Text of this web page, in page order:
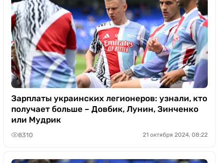
Зарплаты украинских легионеров: узнали, кто
получает больше – Довбик, Лунин, Зинченко
или Мудрик
8310 21 октября 2024, 08:22